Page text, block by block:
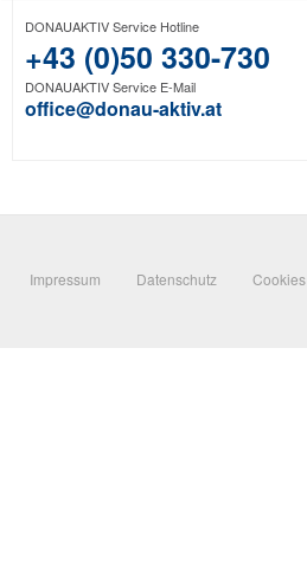
DONAUAKTIV Service Hotline
+43 (0)50 330-730
DONAUAKTIV Service E-Mail
office@donau-aktiv.at
Impressum Datenschutz Cookies